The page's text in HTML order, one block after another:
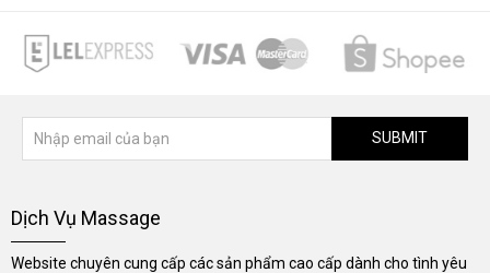
SUBMIT
Dịch Vụ Massage
Website chuyên cung cấp các sản phẩm cao cấp dành cho tình yêu